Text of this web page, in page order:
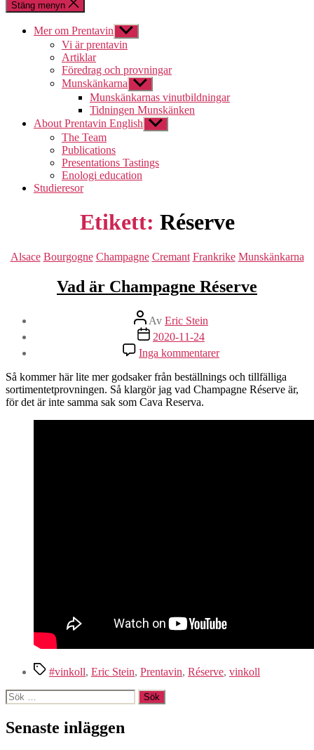
Stäng menyn
Mer om Prentavin Visa
undermeny
Vi är prentavin
Artiklar
Föredrag och provningar
Munskänkarna Visa
undermeny
Munskänkarnas vinutbildningar
Tidningen Munskänken
About Prentavin English Visa
undermeny
The Team
Publications
Presentations Tastings
Enologi education
Studieresor
Etikett: Réserve
Kategorier
Alsace Bourgogne Champagne Cremant Frankrike Munskänkarna
Vad är Champagne Réserve
Inläggsförfattare
Av Eric Stein
Inläggsdatum
2020-11-24
Inga kommentarertill
Vad
är
Champagne
Réserve
Så kommer här lite mer godsaker från beställnings och tillfälliga
sortimentetprovningen. Så klargör jag vad Champagne Réserve är,
för det är inte samma sak som Cava Reserva.
Etiketter
#vinkoll, Eric Stein, Prentavin, Réserve, vinkoll
Sök
efter:
Senaste inläggen